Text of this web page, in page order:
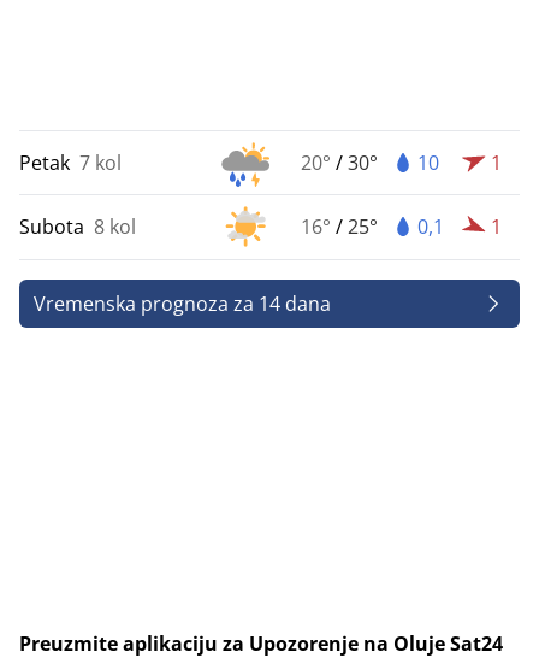
Petak 7 kol 20° /30° 10 1
Subota 8 kol 16° /25° 0,1 1
Vremenska prognoza za 14 dana
Preuzmite aplikaciju za Upozorenje na Oluje Sat24